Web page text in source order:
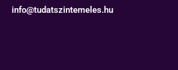
info@tudatszintemeles.hu